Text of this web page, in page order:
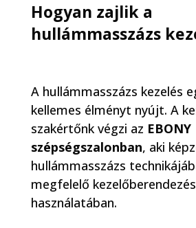
Hogyan zajlik a
hullámmasszázs
A hullámmasszázs kezelés
kellemes élményt nyújt. A
szakértőnk végzi az EBONY
szépségszalonban, aki
hullámmasszázs
megfelelő
használatában.